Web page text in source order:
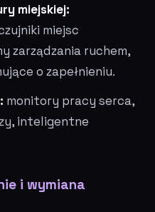
miejskiej:
miejsc
zarządzania ruchem,
o zapełnieniu.
monitory pracy serca,
inteligentne
i wymiana